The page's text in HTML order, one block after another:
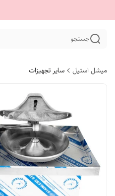
جستجو
میشل استیل سایر تجهیزات